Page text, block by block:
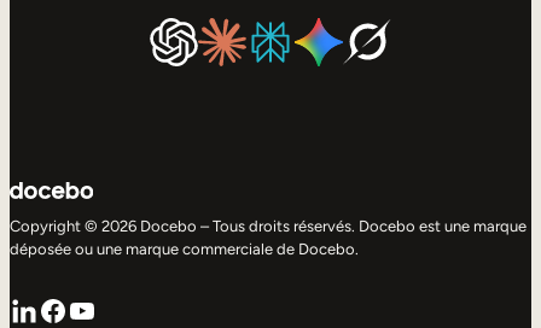
Copyright © 2026 Docebo – Tous droits réservés. Docebo est une marque
déposée ou une marque commerciale de Docebo.
LinkedIn
Facebook
YouTube